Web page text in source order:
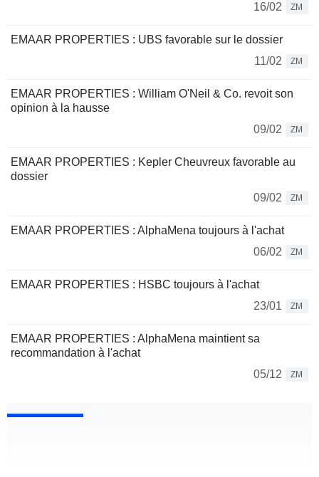
16/02
ZM
EMAAR PROPERTIES : UBS favorable sur le dossier
11/02
ZM
EMAAR PROPERTIES : William O'Neil & Co. revoit son
opinion à la hausse
09/02
ZM
EMAAR PROPERTIES : Kepler Cheuvreux favorable au
dossier
09/02
ZM
EMAAR PROPERTIES : AlphaMena toujours à l'achat
06/02
ZM
EMAAR PROPERTIES : HSBC toujours à l'achat
23/01
ZM
EMAAR PROPERTIES : AlphaMena maintient sa
recommandation à l'achat
05/12
ZM